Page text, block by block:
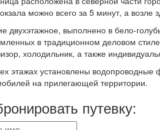
можно всего за 5 минут, а возле
двухэтажное, выполнено в бело-
в традиционном деловом
холодильник, а также
этажах установлены водопроводные
на прилегающей территории.
путевку: